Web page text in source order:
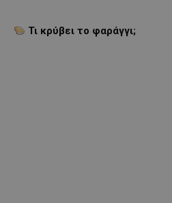
Τι κρύβει το φαράγγι;